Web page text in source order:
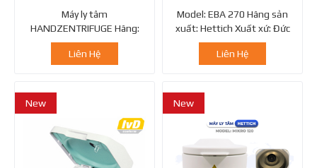
Máy ly tâm
HANDZENTRIFUGE Hãng:
Hettich Xuất xứ: Đức
Liên Hệ
Model: EBA 270 Hãng sản
xuất: Hettich Xuất xứ: Đức
Liên Hệ
New New